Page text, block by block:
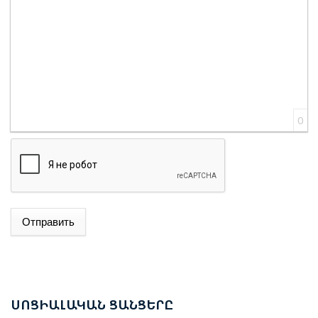
0
Отправить
ՍՈՑԻԱԼԱԿԱՆ ՑԱՆՑԵՐԸ
ԱԴՐԲԵՋԱՆԻ ԱԳ ՆԱԽԱՐԱՐ ՋԵՅՀՈՒՆ ԲԱՅՐԱՄՈՎԸ
ՎԵՐԱԿԱՆԳՆՄԱՆ ՀԱՐՑԵՐՈՎ ՀԱՅԱՍՏԱՆ-ԹՈՒՐՔԻԱ